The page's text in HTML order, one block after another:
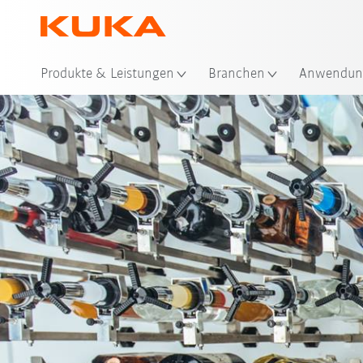
Produkte & Leistungen Branchen